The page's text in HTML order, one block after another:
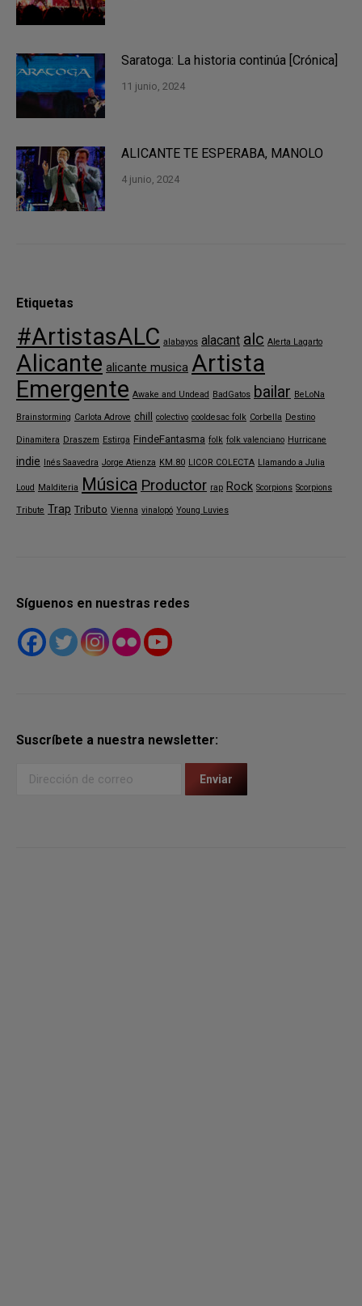
Saratoga: La historia continúa [Crónica]
11 junio, 2024
ALICANTE TE ESPERABA, MANOLO
4 junio, 2024
Etiquetas
#ArtistasALC alabayos alacant alc Alerta Lagarto
Alicante alicante musica Artista
Emergente Awake and Undead BadGatos bailar BeLoNa
Brainstorming Carlota Adrove chill colectivo cooldesac folk Corbella Destino
Dinamitera Draszem Estirga FindeFantasma folk folk valenciano Hurricane
indie Inés Saavedra Jorge Atienza KM.80 LICOR COLECTA Llamando a Julia
Loud Malditeria Música Productor rap Rock Scorpions Scorpions
Tribute Trap Tributo Vienna vinalopó Young Luvies
Síguenos en nuestras redes
Suscríbete a nuestra newsletter: